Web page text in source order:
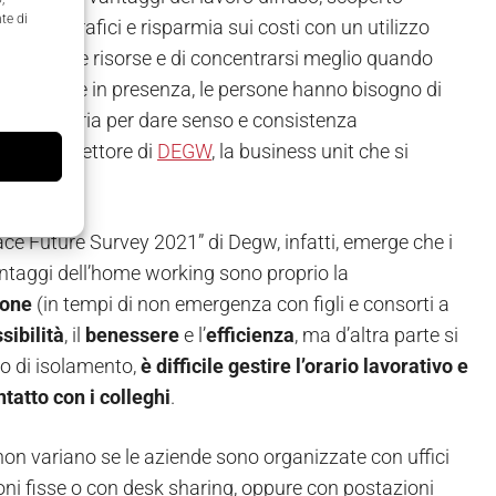
di
geografici e risparmia sui costi con un utilizzo
tempo e risorse e di concentrarsi meglio quando
insieme in presenza, le persone hanno bisogno di
identitaria per dare senso e consistenza
e direttore di DEGW, la business unit che si
Future Survey 2021” di Degw, infatti, emerge che i
dell’home working sono proprio la
(in tempi di non emergenza con figli e consorti a
, il benesseree l’efficienza, ma d’altra parte si
di isolamento,è difficile gestire l’orario lavorativo e
con i colleghi.
variano se le aziende sono organizzate con uffici
fisse o con desk sharing, oppure con postazioni